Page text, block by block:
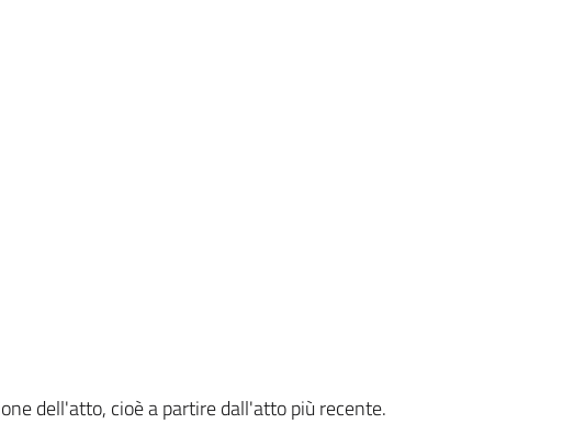
dell'atto, cioè a partire dall'atto più recente.